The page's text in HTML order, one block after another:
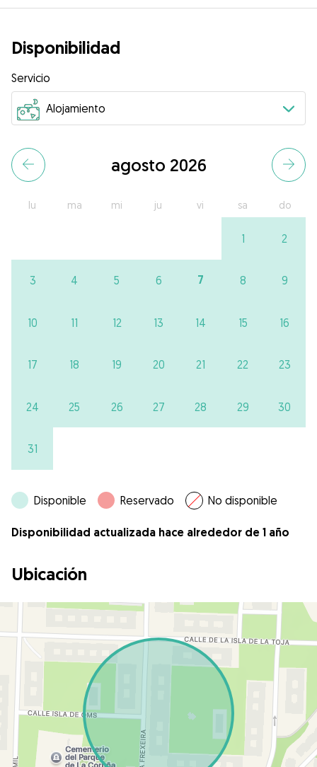
Disponibilidad
Servicio
agosto 2026
lu ma mi ju vi sa do
1 2
3 4 5 6 7 8 9
10 11 12 13 14 15 16
17 18 19 20 21 22 23
24 25 26 27 28 29 30
31
Disponible Reservado No disponible
Disponibilidad actualizada hace alrededor de 1 año
Ubicación